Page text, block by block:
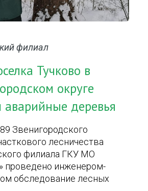
филиал
Тучково в
округе
деревья
Звенигородского
лесничества
филиала ГКУ МО
проведено инженером-
обследование лесных